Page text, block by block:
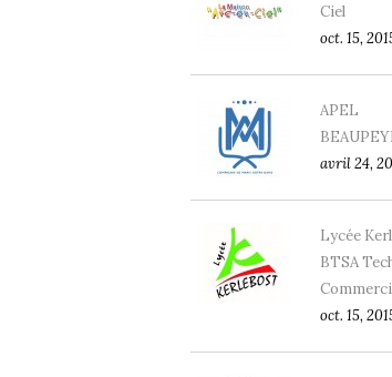
Ciel
oct. 15,
APEL
avril 24,
Lycée
BTSA
oct. 15,